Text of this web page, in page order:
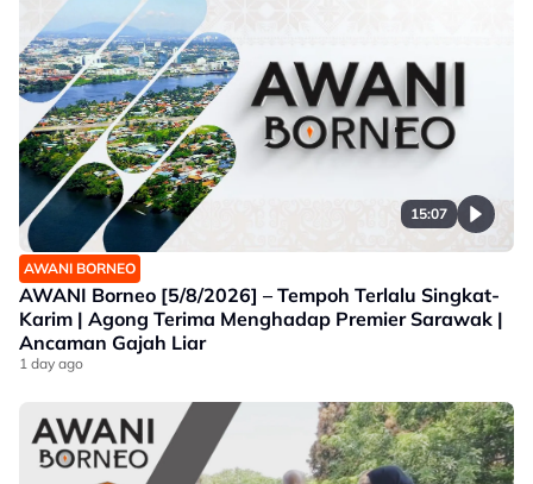
15:07
AWANI BORNEO
AWANI Borneo [5/8/2026] – Tempoh Terlalu Singkat-
Karim | Agong Terima Menghadap Premier Sarawak |
Ancaman Gajah Liar
1 day ago